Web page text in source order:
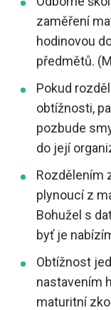
zaměření
hodinovou
předmětů.
Pokud
obtížnosti,
pozbude
do její
Rozdělením
plynoucí z
Bohužel s
byť je
Obtížnost
nastavením
maturitní